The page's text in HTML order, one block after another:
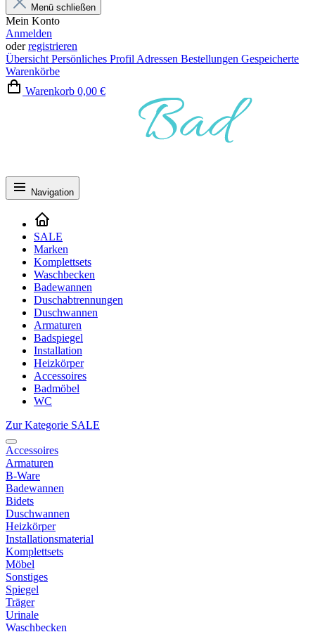
Menü schließen
Mein Konto
Anmelden
oderregistrieren
Übersicht Persönliches Profil Adressen Bestellungen Gespeicherte
Warenkörbe
Warenkorb 0,00 €
Navigation
SALE
Marken
Komplettsets
Waschbecken
Badewannen
Duschabtrennungen
Duschwannen
Armaturen
Badspiegel
Installation
Heizkörper
Accessoires
Badmöbel
WC
Zur Kategorie SALE
Accessoires
Armaturen
B-Ware
Badewannen
Bidets
Duschwannen
Heizkörper
Installationsmaterial
Komplettsets
Möbel
Sonstiges
Spiegel
Träger
Urinale
Waschbecken